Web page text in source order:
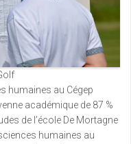
humaines au Cégep
académique de 87 %
de l’école De Mortagne
humaines au